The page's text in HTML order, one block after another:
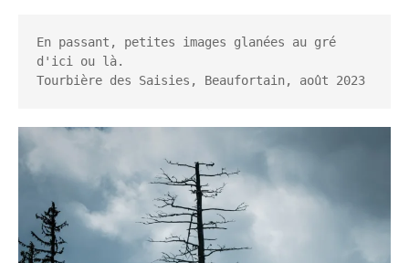
En passant, petites images glanées au gré
d'ici ou là.
Tourbière des Saisies, Beaufortain, août 2023